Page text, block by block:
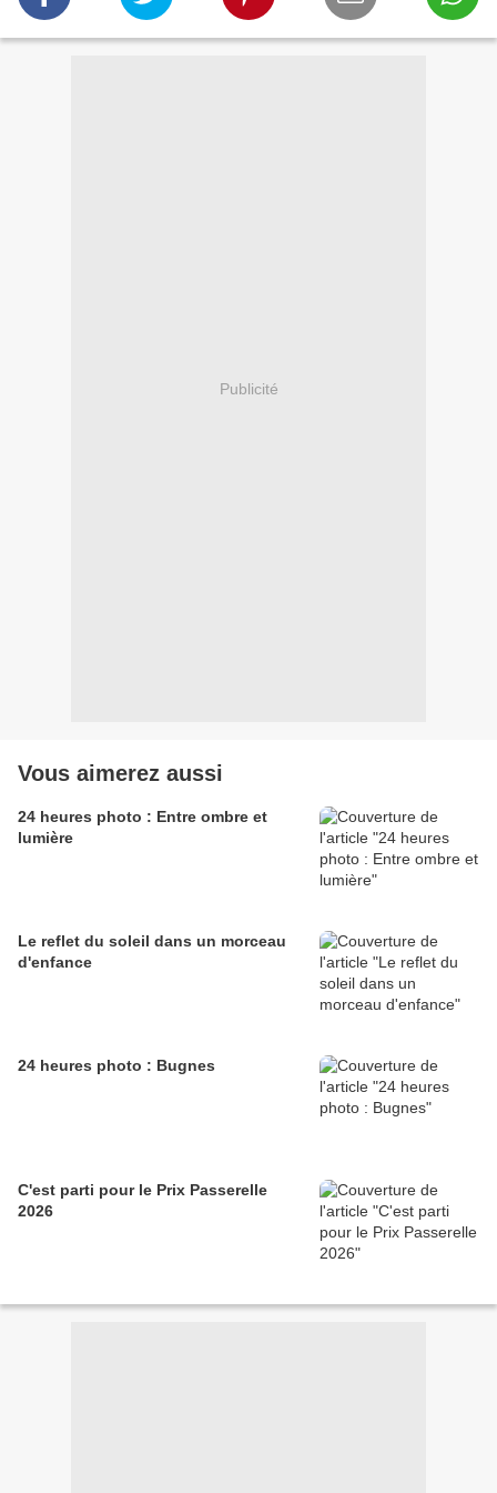
Publicité
Vous aimerez aussi
24 heures photo : Entre ombre et
lumière
Le reflet du soleil dans un morceau
d'enfance
24 heures photo : Bugnes
C'est parti pour le Prix Passerelle
2026